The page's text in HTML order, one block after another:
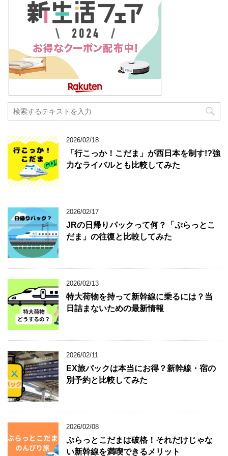
2026/02/18
「行こっか！こだま」が西日本を制す!?強
力なライバルとも比較してみた
2026/02/17
JRの日帰りパックって何？「ぷらっとこ
だま」の往復と比較してみた
2026/02/13
特大荷物を持って新幹線に乗るには？当
日詰まないための最新情報
2026/02/11
EX旅パックは本当にお得？新幹線・宿の
別予約と比較してみた
2026/02/08
ぷらっとこだまは破格！それだけじゃな
い新幹線を満喫できるメリット